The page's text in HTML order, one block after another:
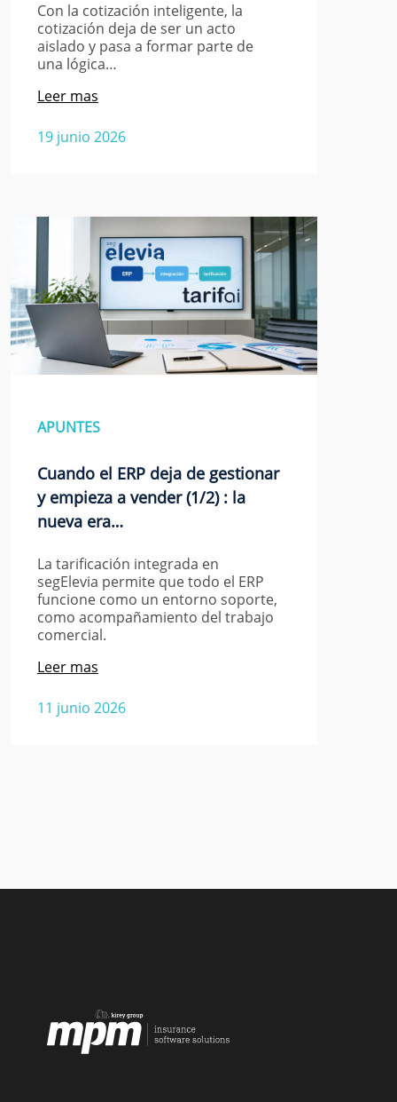
Con la cotización inteligente, la
cotización deja de ser un acto
aislado y pasa a formar parte de
una lógica…
19 junio 2026
Leer mas
APUNTES
Cuando el ERP deja de gestionar
y empieza a vender (1/2) : la
nueva era…
La tarificación integrada en
segElevia permite que todo el ERP
funcione como un entorno soporte,
como acompañamiento del trabajo
comercial.
11 junio 2026
Leer mas